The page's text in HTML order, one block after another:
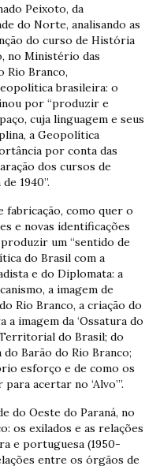
Peixoto, da
do Norte, analisando as
do curso de História
no Ministério das
Rio Branco,
brasileira: o
por “produzir e
cuja linguagem e seus
a Geopolítica
por conta das
dos cursos de
1940”.
como quer o
e novas identificações
um “sentido de
do Brasil com a
e do Diplomata: a
a imagem de
Rio Branco, a criação do
imagem da ‘Ossatura do
do Brasil; do
Barão do Rio Branco;
esforço e de como os
acertar no ‘Alvo’”.
do Oeste do Paraná, no
os exilados e as relações
e portuguesa (1950-
entre os órgãos de